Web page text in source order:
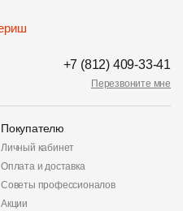
+7 (812) 409-33-41
Перезвоните мне
Покупателю
Личный кабинет
Оплата и доставка
Советы профессионалов
Акции